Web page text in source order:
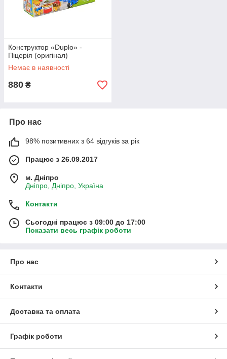
Конструктор «Duplo» -
Піцерія (оригінал)
Немає в наявності
880 ₴
Про нас
98% позитивних з 64 відгуків за рік
Працює з 26.09.2017
м. Дніпро
Дніпро, Дніпро, Україна
Контакти
Сьогодні працює з 09:00 до 17:00
Показати весь графік роботи
Про нас
Контакти
Доставка та оплата
Графік роботи